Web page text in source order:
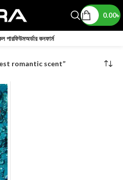
0.00৳
পারফিউমঅর্ডার কনফার্ম
romantic scent”